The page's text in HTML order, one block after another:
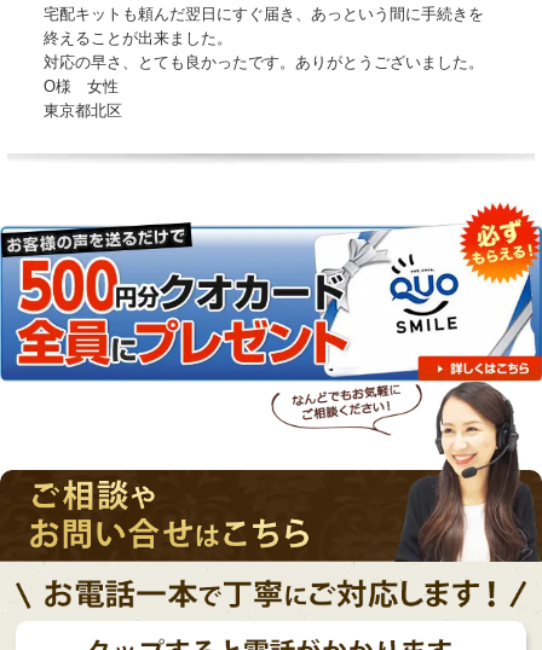
宅配キットも頼んだ翌日にすぐ届き、あっという間に手続きを
終えることが出来ました。
対応の早さ、とても良かったです。ありがとうございました。
O様 女性
東京都北区